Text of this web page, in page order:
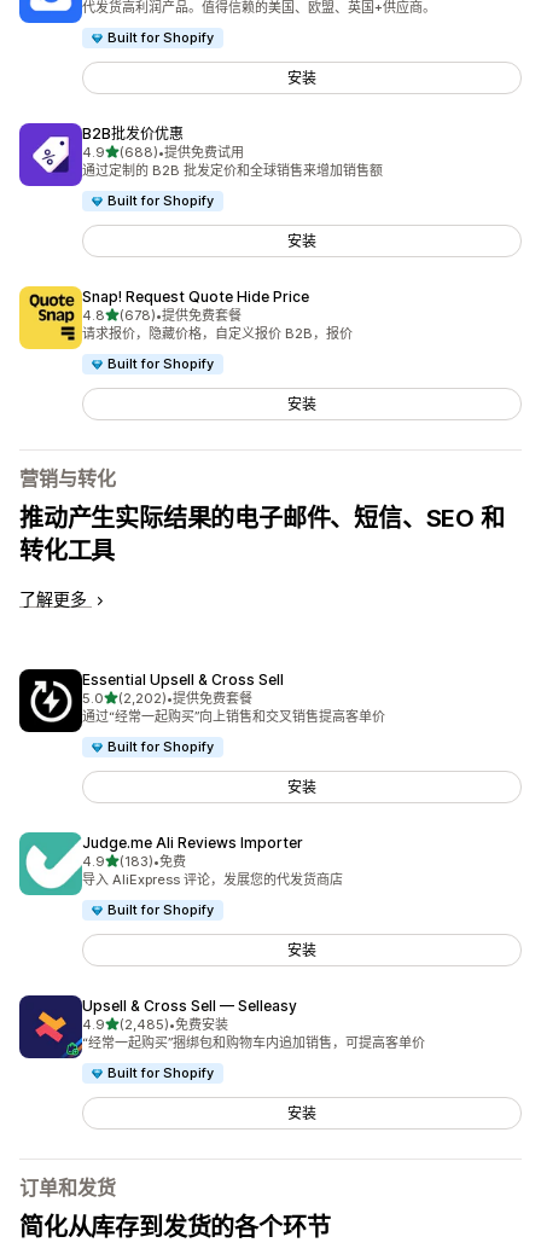
代发货高利润产品。值得信赖的美国、欧盟、英国+供应商。
Built for Shopify
安装
B2B批发价优惠
4.9星（满分 5 星）
(688)
总共 688 条评论
•提供免费试用
通过定制的 B2B 批发定价和全球销售来增加销售额
Built for Shopify
安装
Snap! Request Quote Hide Price
4.8星（满分 5 星）
(678)
总共 678 条评论
•提供免费套餐
请求报价，隐藏价格，自定义报价 B2B，报价
Built for Shopify
安装
营销与转化
推动产生实际结果的电子邮件、短信、SEO 和
转化工具
了解更多
Essential Upsell & Cross Sell
5.0星（满分 5 星）
(2,202)
总共 2202 条评论
•提供免费套餐
通过“经常一起购买”向上销售和交叉销售提高客单价
Built for Shopify
安装
Judge.me Ali Reviews Importer
4.9星（满分 5 星）
(183)
总共 183 条评论
•免费
导入 AliExpress 评论，发展您的代发货商店
Built for Shopify
安装
Upsell & Cross Sell — Selleasy
4.9星（满分 5 星）
(2,485)
总共 2485 条评论
•免费安装
“经常一起购买”捆绑包和购物车内追加销售，可提高客单价
Built for Shopify
安装
订单和发货
简化从库存到发货的各个环节